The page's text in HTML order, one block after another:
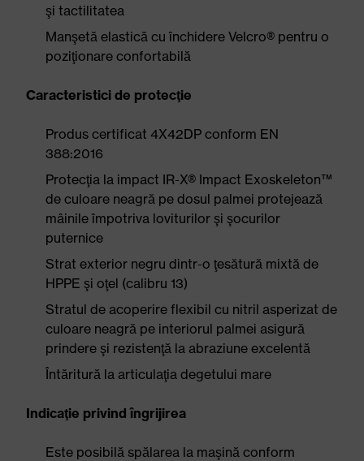
şi tactilitatea
Manşetă elastică cu închidere Velcro® pentru o
poziţionare confortabilă
Caracteristici de protecţie
Produs certificat 4X42DP conform EN
388:2016
Protecţia la impact IR-X® Impact Exoskeleton™
de culoare neagră pe dosul palmei protejează
mâinile împotriva loviturilor şi şocurilor
puternice
Strat exterior negru dintr-o ţesătură mixtă de
HPPE şi oţel (calibru 13)
Stratul de acoperire flexibil cu nitril asperizat de
culoare neagră pe interiorul palmei asigură
prindere şi rezistenţă la abraziune excelentă
Întăritură la articulaţia degetului mare
Indicaţie privind îngrijirea
Este posibilă spălarea la maşină conform